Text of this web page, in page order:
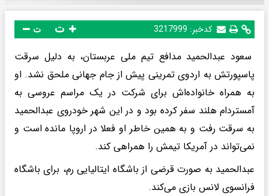
کدخبر: 3217999 ت
سعود عبدالحمید مدافع تیم ملی عربستان، به دلیل سرقت
پاسپورتش به اردوی تمرینی پیش از جام جهانی ملحق نشد. او
به همراه خانواده‌اش برای شرکت در یک مراسم عروسی به
آمستردام هلند سفر کرده بود و در این شهر خودروی عبدالحمید
به سرقت رفت و به همین خاطر او فعلا در اروپا مانده است و
نمی‌تواند در آمریکا تیمش را همراهی کند.
عبدالحمید به صورت قرضی از باشگاه ایتالیایی رم، برای باشگاه
فرانسوی لانس بازی می‌کند.